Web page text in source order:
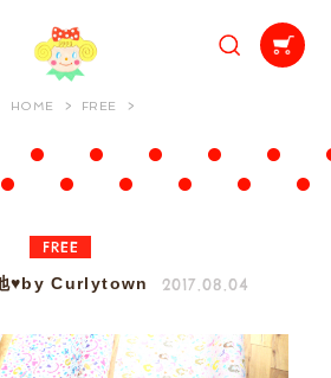
HOME FREE
FREE
♥by Curlytown 2017.08.04